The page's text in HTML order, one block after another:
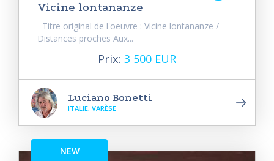
Vicine lontananze
Titre original de l'oeuvre : Vicine lontananze /
Distances proches Aux...
Prix: 3 500 EUR
Luciano Bonetti
ITALIE, VARÈSE
NEW